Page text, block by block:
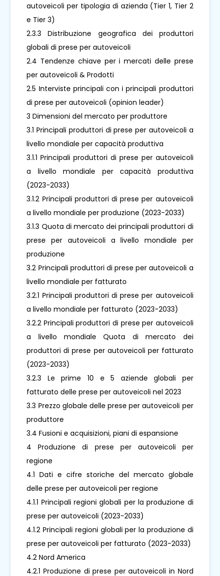
autoveicoli per tipologia di azienda (Tier 1, Tier 2
e Tier 3)
2.3.3 Distribuzione geografica dei produttori
globali di prese per autoveicoli
2.4 Tendenze chiave per i mercati delle prese
per autoveicoli & Prodotti
2.5 Interviste principali con i principali produttori
di prese per autoveicoli (opinion leader)
3 Dimensioni del mercato per produttore
3.1 Principali produttori di prese per autoveicoli a
livello mondiale per capacità produttiva
3.1.1 Principali produttori di prese per autoveicoli
a livello mondiale per capacità produttiva
(2023-2033)
3.1.2 Principali produttori di prese per autoveicoli
a livello mondiale per produzione (2023-2033)
3.1.3 Quota di mercato dei principali produttori di
prese per autoveicoli a livello mondiale per
produzione
3.2 Principali produttori di prese per autoveicoli a
livello mondiale per fatturato
3.2.1 Principali produttori di prese per autoveicoli
a livello mondiale per fatturato (2023-2033)
3.2.2 Principali produttori di prese per autoveicoli
a livello mondiale Quota di mercato dei
produttori di prese per autoveicoli per fatturato
(2023-2033)
3.2.3 Le prime 10 e 5 aziende globali per
fatturato delle prese per autoveicoli nel 2023
3.3 Prezzo globale delle prese per autoveicoli per
produttore
3.4 Fusioni e acquisizioni, piani di espansione
4 Produzione di prese per autoveicoli per
regione
4.1 Dati e cifre storiche del mercato globale
delle prese per autoveicoli per regione
4.1.1 Principali regioni globali per la produzione di
prese per autoveicoli (2023-2033)
4.1.2 Principali regioni globali per la produzione di
prese per autoveicoli per fatturato (2023-2033)
4.2 Nord America
4.2.1 Produzione di prese per autoveicoli in Nord